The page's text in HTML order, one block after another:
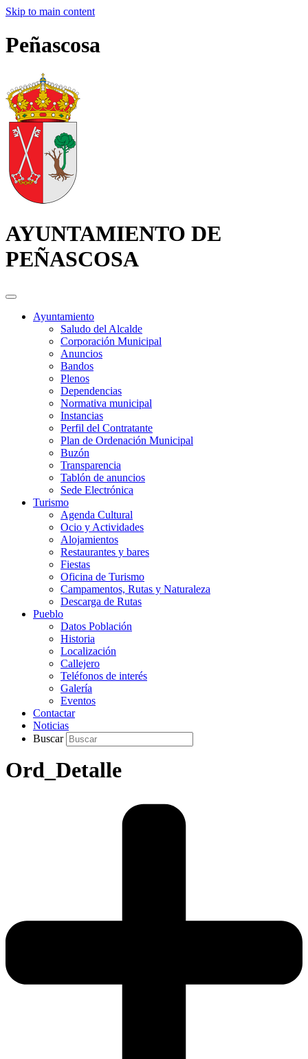
Skip to main content
Peñascosa
AYUNTAMIENTO DE
PEÑASCOSA
Ayuntamiento
Saludo del Alcalde
Corporación Municipal
Anuncios
Bandos
Plenos
Dependencias
Normativa municipal
Instancias
Perfil del Contratante
Plan de Ordenación Municipal
Buzón
Transparencia
Tablón de anuncios
Sede Electrónica
Turismo
Agenda Cultural
Ocio y Actividades
Alojamientos
Restaurantes y bares
Fiestas
Oficina de Turismo
Campamentos, Rutas y Naturaleza
Descarga de Rutas
Pueblo
Datos Población
Historia
Localización
Callejero
Teléfonos de interés
Galería
Eventos
Contactar
Noticias
Buscar
Ord_Detalle